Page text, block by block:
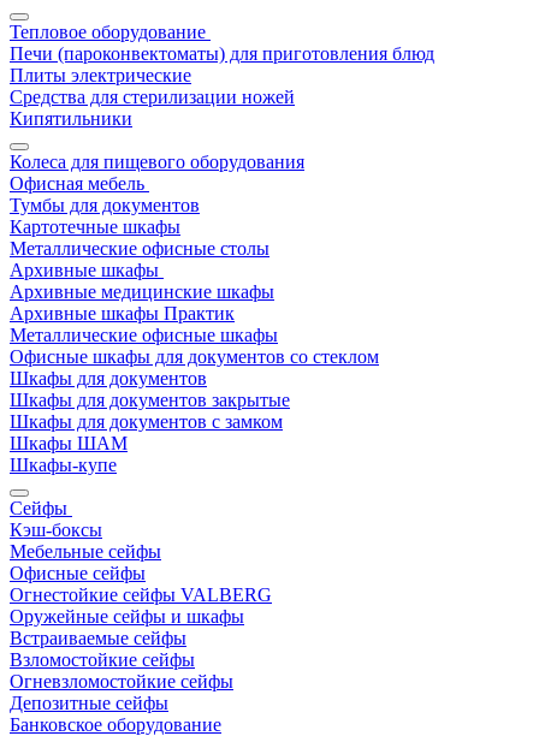
Тепловое оборудование
Печи (пароконвектоматы) для приготовления блюд
Плиты электрические
Средства для стерилизации ножей
Кипятильники
Колеса для пищевого оборудования
Офисная мебель
Тумбы для документов
Картотечные шкафы
Металлические офисные столы
Архивные шкафы
Архивные медицинские шкафы
Архивные шкафы Практик
Металлические офисные шкафы
Офисные шкафы для документов со стеклом
Шкафы для документов
Шкафы для документов закрытые
Шкафы для документов с замком
Шкафы ШАМ
Шкафы-купе
Сейфы
Кэш-боксы
Мебельные сейфы
Офисные сейфы
Огнестойкие сейфы VALBERG
Оружейные сейфы и шкафы
Встраиваемые сейфы
Взломостойкие сейфы
Огневзломостойкие сейфы
Депозитные сейфы
Банковское оборудование